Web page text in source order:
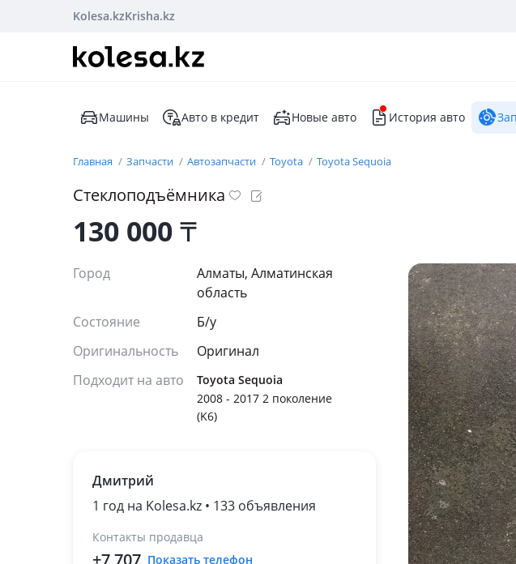
Kolesa.kzKrisha.kz
Машины Авто в кредит Новые авто История авто
Главная Запчасти Автозапчасти Toyota Toyota Sequoia
Стеклоподъёмника
130 000₸
Город
Алматы, Алматинская
область
Состояние
Б/y
Оригинальность
Оригинал
Подходит на авто
Toyota Sequoia
2008 - 2017 2 поколение
(K6)
Дмитрий
1 год на Kolesa.kz • 133 объявления
Контакты продавца
+7 707 Показать телефон